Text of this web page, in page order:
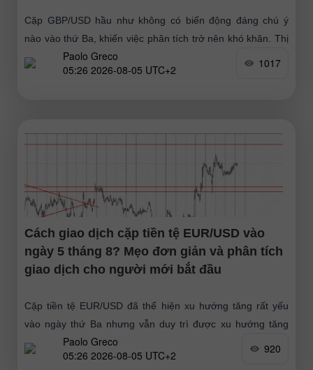
Cặp GBP/USD hầu như không có biến động đáng chú ý
nào vào thứ Ba, khiến việc phân tích trở nên khó khăn. Thị
trường vẫn thiên
Paolo Greco
05:26 2026-08-05 UTC+2
1017
Cách giao dịch cặp tiền tệ EUR/USD vào
ngày 5 tháng 8? Mẹo đơn giản và phân tích
giao dịch cho người mới bắt đầu
Cặp tiền tệ EUR/USD đã thể hiện xu hướng tăng rất yếu
vào ngày thứ Ba nhưng vẫn duy trì được xu hướng tăng
tổng thể, mà không có nhịp
Paolo Greco
05:26 2026-08-05 UTC+2
920